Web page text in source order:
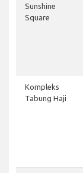
Sunshine
Square
Kompleks
Tabung Haji